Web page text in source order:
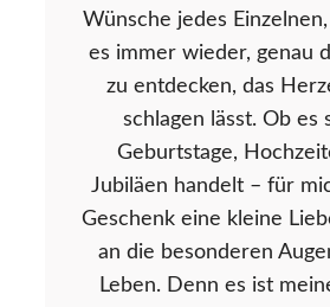
Wünsche jedes
es immer wieder, genau
zu entdecken, das
schlagen lässt. Ob es
Geburtstage,
Jubiläen handelt – für
Geschenk eine kleine
an die besonderen
Leben. Denn es ist